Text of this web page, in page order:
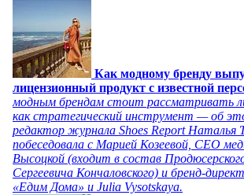
Как модному бренду
лицензионный продукт с известной
модным брендам стоит рассматривать
как стратегический инструмент — об
редактор журнала Shoes Report Наталья
побеседовала с Марией Козеевой, СЕО
Высоцкой (входит в состав
Сергеевича Кончаловского) и бренд-
«Едим Дома» и Julia Vysotskaya.